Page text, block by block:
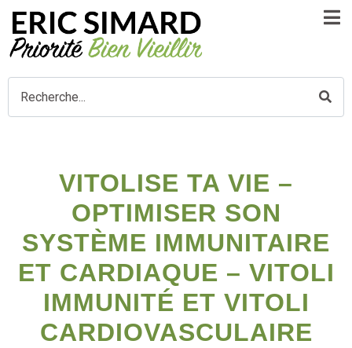
VITOLISE TA VIE –
OPTIMISER SON
SYSTÈME IMMUNITAIRE
ET CARDIAQUE – VITOLI
IMMUNITÉ ET VITOLI
CARDIOVASCULAIRE